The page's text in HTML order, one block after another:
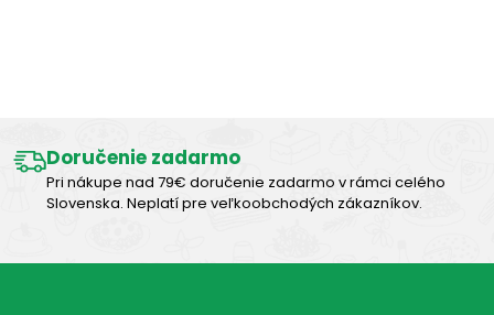
Doručenie zadarmo
Pri nákupe nad 79€ doručenie zadarmo v rámci celého
Slovenska. Neplatí pre veľkoobchodých zákazníkov.